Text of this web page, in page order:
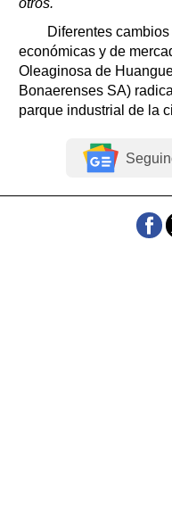
otros.
Diferentes
económicas y de
Oleaginosa de
Bonaerenses SA)
parque industrial de la